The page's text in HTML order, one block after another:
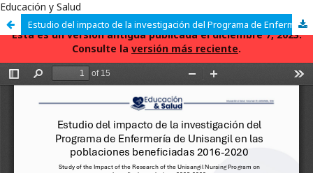
Educación y Salud
Estudio del impacto de la investigación del Programa de Enfermería de Unisangil en las poblaciones beneficiadas 2016-2020
Esta es un versión antigua publicada el diciembre 7, 2023.
Consulte la versión más reciente.